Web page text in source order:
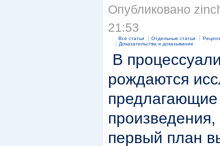
Опубликовано
21:53
Все статьи Отдельные статьи
Доказательства и доказывание
В
рождаются
первый план